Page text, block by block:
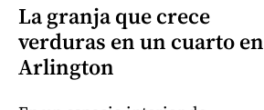
La granja que crece
verduras en un cuarto en
Arlington